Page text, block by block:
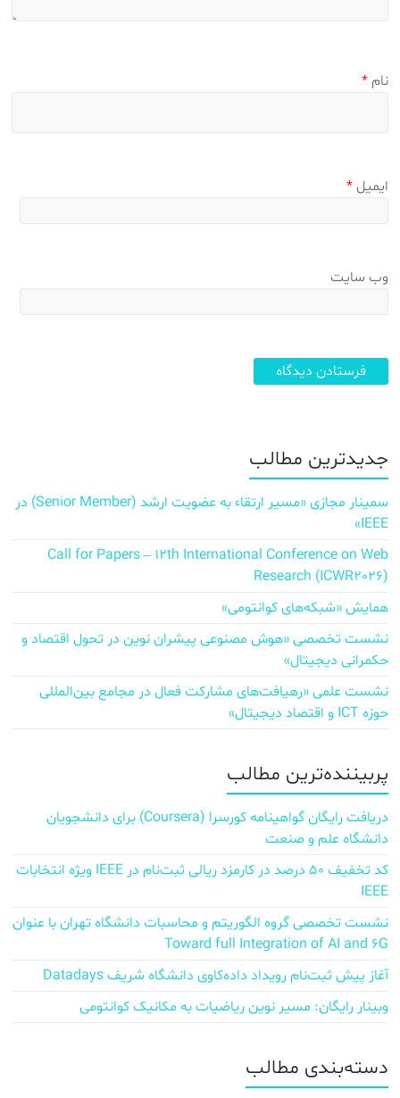
نام*
ایمیل*
وب‌ سایت
جدیدترین مطالب
سمینار مجازی «مسیر ارتقاء به عضویت ارشد (Senior Member) در
IEEE»
Call for Papers – 12th International Conference on Web
Research (ICWR2026)
همایش «شبکه‌های کوانتومی»
نشست تخصصی «هوش مصنوعی پیشران نوین در تحول اقتصاد و
حکمرانی دیجیتال»
نشست علمی «رهیافت‌های مشارکت فعال در مجامع بین‌المللی
حوزه ICT و اقتصاد دیجیتال»
پربیننده‌ترین مطالب
دریافت رایگان گواهینامه کورسرا (Coursera) برای دانشجویان
دانشگاه علم و صنعت
کد تخفیف ۵۰ درصد در کارمزد ریالی ثبت‌نام در IEEE ویژه انتخابات
IEEE
نشست تخصصی گروه الگوریتم و محاسبات دانشگاه تهران با عنوان
Toward full Integration of AI and 6G
آغاز پیش‌ ثبت‌نام رویداد داده‌کاوی دانشگاه شریف Datadays
وبینار رایگان: مسیر نوین ریاضیات به مکانیک کوانتومی
دسته‌بندی مطالب